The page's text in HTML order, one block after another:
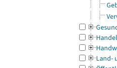
Land-